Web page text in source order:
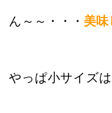
ん～～・・・ 美味
やっぱ小サイズ